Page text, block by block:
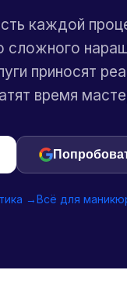
каждой
приносят
время
→Всё для